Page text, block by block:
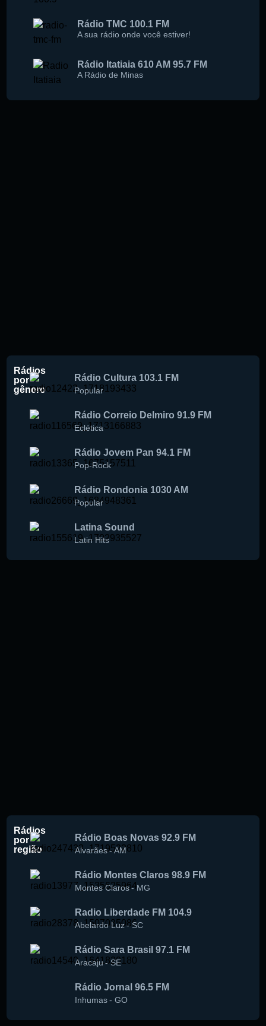
Rádio TMC 100.1 FM
A sua rádio onde você estiver!
Rádio Itatiaia 610 AM 95.7 FM
A Rádio de Minas
Rádios
por
gênero
Rádio Cultura 103.1 FM
Popular
Rádio Correio Delmiro 91.9 FM
Eclética
Rádio Jovem Pan 94.1 FM
Pop-Rock
Rádio Rondonia 1030 AM
Popular
Latina Sound
Latin Hits
Rádios
por
região
Rádio Boas Novas 92.9 FM
Alvarães-AM
Rádio Montes Claros 98.9 FM
Montes Claros-MG
Radio Liberdade FM 104.9
Abelardo Luz -SC
Rádio Sara Brasil 97.1 FM
Aracaju -SE
Rádio Jornal 96.5 FM
Inhumas - GO